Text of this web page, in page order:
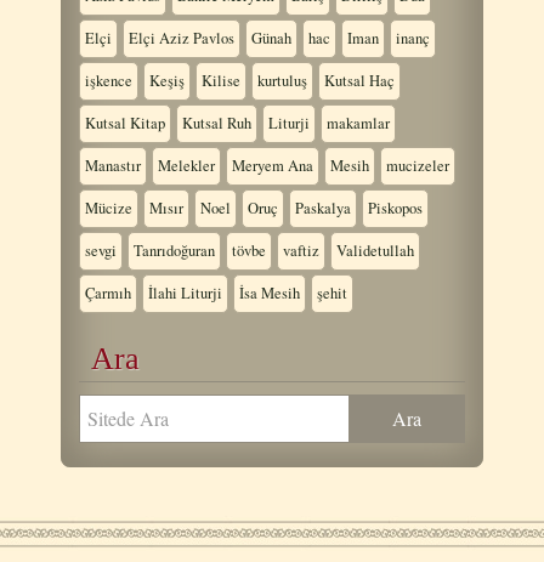
Elçi Elçi Aziz Pavlos Günah hac Iman inanç
işkence Keşiş Kilise kurtuluş Kutsal Haç
Kutsal Kitap Kutsal Ruh Liturji makamlar
Manastır Melekler Meryem Ana Mesih mucizeler
Mücize Mısır Noel Oruç Paskalya Piskopos
sevgi Tanrıdoğuran tövbe vaftiz Validetullah
Çarmıh İlahi Liturji İsa Mesih şehit
Ara